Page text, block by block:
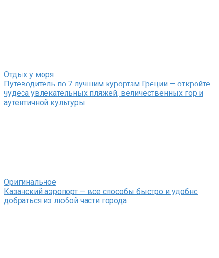
Отдых у моря
Путеводитель по 7 лучшим курортам Греции — откройте
чудеса увлекательных пляжей, величественных гор и
аутентичной культуры
Оригинальное
Казанский аэропорт — все способы быстро и удобно
добраться из любой части города